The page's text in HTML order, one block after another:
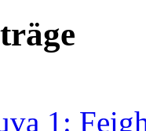
1: